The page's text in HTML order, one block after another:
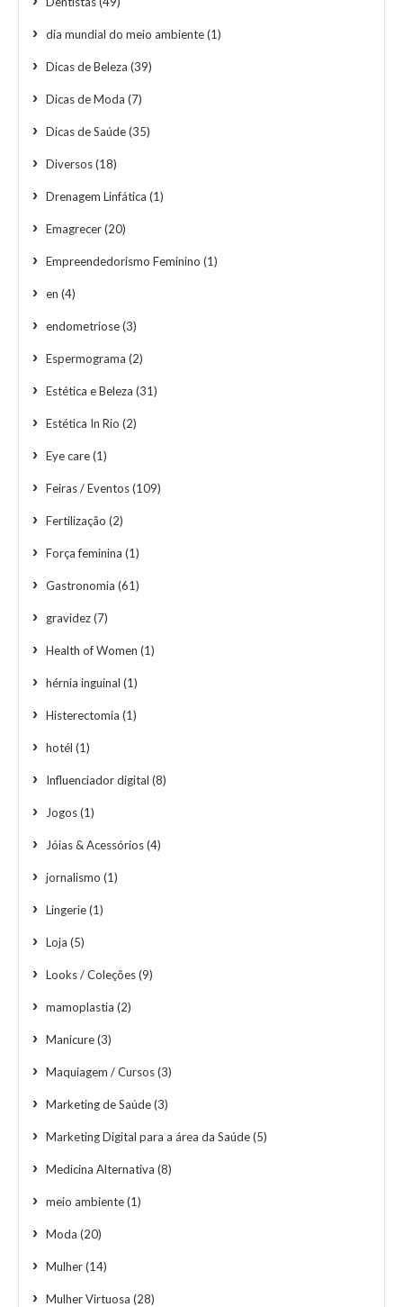
dia mundial do meio ambiente(1)
Dicas de Beleza (39)
Dicas de Moda (7)
Dicas de Saúde(35)
Diversos(18)
Drenagem Linfática (1)
Emagrecer(20)
Empreendedorismo Feminino (1)
en (4)
endometriose(3)
Espermograma (2)
Estética e Beleza (31)
Estética In Rio (2)
Eye care(1)
Feiras / Eventos(109)
Fertilização (2)
Força feminina (1)
Gastronomia (61)
gravidez(7)
Health of Women (1)
hérnia inguinal (1)
Histerectomia (1)
hotél (1)
Influenciador digital (8)
Jogos(1)
Jóias & Acessórios(4)
jornalismo (1)
Lingerie(1)
Loja (5)
Looks / Coleções(9)
mamoplastia (2)
Manicure(3)
Maquiagem / Cursos(3)
Marketing de Saúde(3)
Marketing Digital para a área da Saúde(5)
Medicina Alternativa (8)
meio ambiente(1)
Moda (20)
Mulher(14)
Mulher Virtuosa (28)